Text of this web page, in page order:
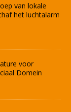
van lokale
het luchtalarm
voor
Domein